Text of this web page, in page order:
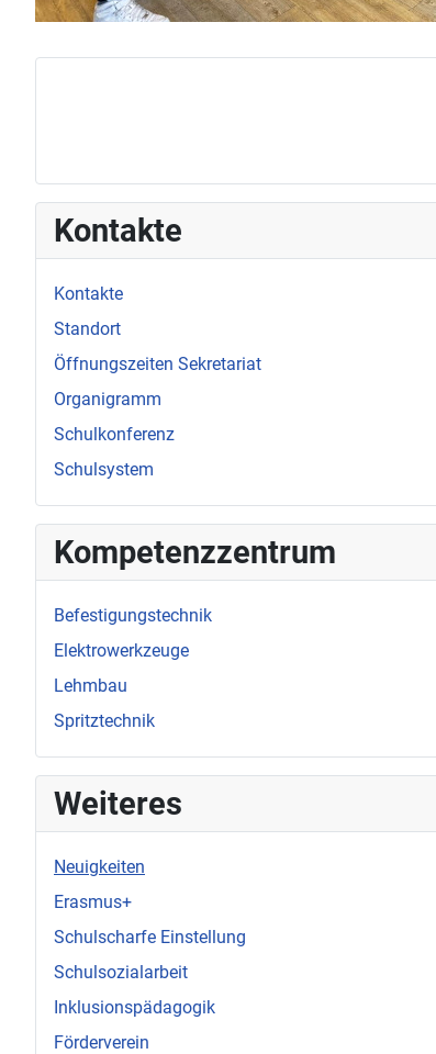
Kontakte
Kontakte
Standort
Öffnungszeiten Sekretariat
Organigramm
Schulkonferenz
Schulsystem
Kompetenzzentrum
Befestigungstechnik
Elektrowerkzeuge
Lehmbau
Spritztechnik
Weiteres
Neuigkeiten
Erasmus+
Schulscharfe Einstellung
Schulsozialarbeit
Inklusionspädagogik
Förderverein